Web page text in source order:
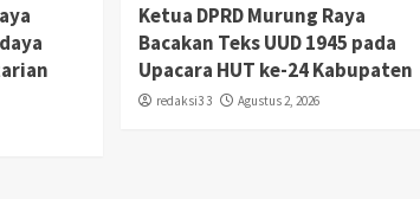
Ketua DPRD Murung Raya
Bacakan Teks UUD 1945 pada
Upacara HUT ke-24 Kabupaten
redaksi3 3 Agustus 2, 2026